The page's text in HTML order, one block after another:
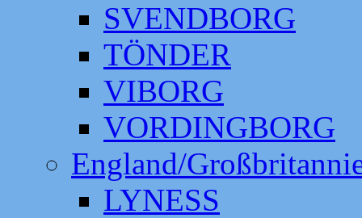
SVENDBORG
TÖNDER
VIBORG
VORDINGBORG
England/
LYNESS